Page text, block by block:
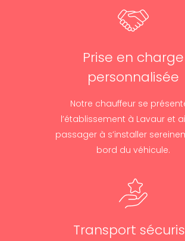
Prise en charge
personnalisée
Notre chauffeur se
l’établissement à Lavaur et
passager à s’installer
bord du véhicule.
Transport